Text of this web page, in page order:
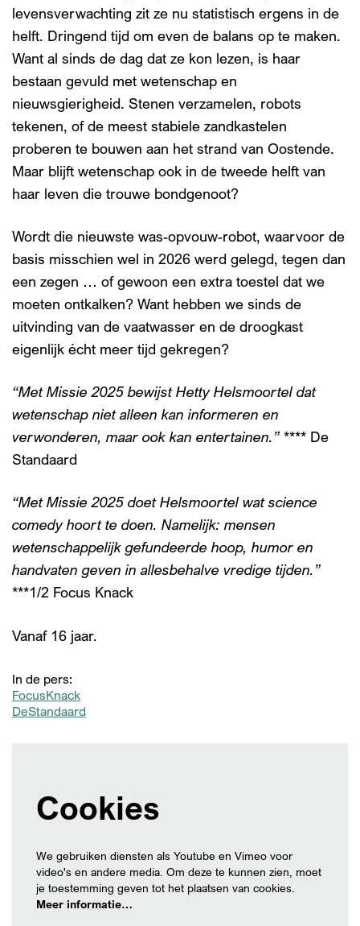
levensverwachting zit ze nu statistisch ergens in de
helft. Dringend tijd om even de balans op te maken.
Want al sinds de dag dat ze kon lezen, is haar
bestaan gevuld met wetenschap en
nieuwsgierigheid. Stenen verzamelen, robots
tekenen, of de meest stabiele zandkastelen
proberen te bouwen aan het strand van Oostende.
Maar blijft wetenschap ook in de tweede helft van
haar leven die trouwe bondgenoot?
Wordt die nieuwste was-opvouw-robot, waarvoor de
basis misschien wel in 2026 werd gelegd, tegen dan
een zegen … of gewoon een extra toestel dat we
moeten ontkalken? Want hebben we sinds de
uitvinding van de vaatwasser en de droogkast
eigenlijk écht meer tijd gekregen?
“Met Missie 2025 bewijst Hetty Helsmoortel dat
wetenschap niet alleen kan informeren en
verwonderen, maar ook kan entertainen.” **** De
Standaard
“Met Missie 2025 doet Helsmoortel wat science
comedy hoort te doen. Namelijk: mensen
wetenschappelijk gefundeerde hoop, humor en
handvaten geven in allesbehalve vredige tijden.”
***1/2 Focus Knack
Vanaf 16 jaar.
In de pers:
FocusKnack
DeStandaard
Cookies
We gebruiken diensten als Youtube en Vimeo voor
video's en andere media. Om deze te kunnen zien, moet
je toestemming geven tot het plaatsen van cookies.
Meer informatie…
Inzoomen